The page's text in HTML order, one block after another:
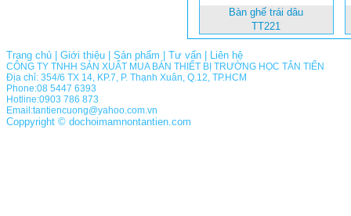
Bàn ghế trái dâu
TT221
Trang chủ Giới thiệu Sản phẩm Tư vấn Liên hệ
CÔNG TY TNHH SẢN XUẤT MUA BÁN THIẾT BỊ TRƯỜNG HỌC TÂN TIẾN
Địa chỉ: 354/6 TX 14, KP.7, P. Thạnh Xuân, Q.12, TP.HCM
Phone:08 5447 6393
Hotline:0903 786 873
Email:tantiencuong@yahoo.com.vn
Coppyright © dochoimamnontantien.com